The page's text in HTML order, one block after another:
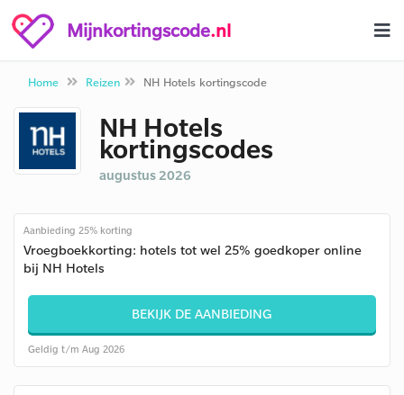
Mijnkortingscode.nl
Home Reizen NH Hotels kortingscode
NH Hotels
kortingscodes
augustus 2026
Aanbieding 25% korting
Vroegboekkorting: hotels tot wel 25% goedkoper online
bij NH Hotels
BEKIJK DE AANBIEDING
Geldig t/m Aug 2026